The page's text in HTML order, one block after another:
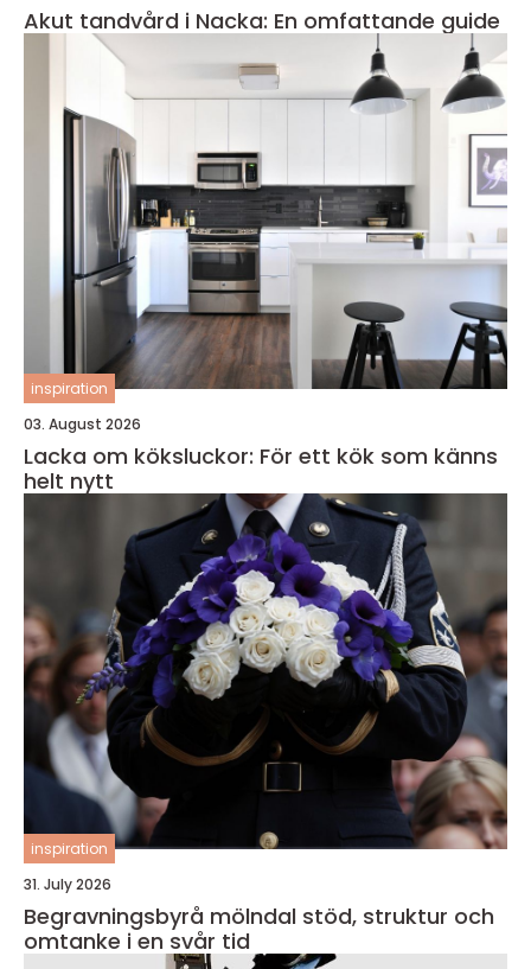
Akut tandvård i Nacka: En omfattande guide
inspiration
03. August 2026
Lacka om köksluckor: För ett kök som känns
helt nytt
inspiration
31. July 2026
Begravningsbyrå mölndal stöd, struktur och
omtanke i en svår tid